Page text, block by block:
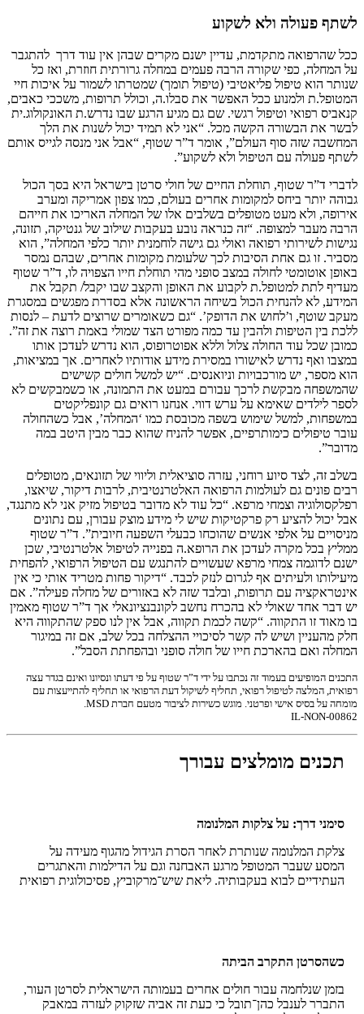
לשתף פעולה ולא לשקוע
ככל שהרפואה מתקדמת, עדיין ישנם מקרים שבהן אין עוד דרך להתגבר
על המחלה, כפי שקורה הרבה פעמים במחלה גרורתית חוזרת, ואז כל
שנותר הוא טיפול פליאטיבי (טיפול תומך) שמטרתו לשמור על איכות חיי
המטופל.ת ולמנוע ככל האפשר את סבלו.ה, וכולל תרופות, משככי כאבים,
קנאביס רפואי וטיפול רגשי. שם גם מגיע הרגע שבו נדרש.ת האונקולוג.ית
לבשר את הבשורה הקשה מכל. “אני לא תמיד יכול לשנות את הלך
המחשבה שזה סוף העולם”, אומר ד”ר שטוף, “אבל אני מנסה לגייס אותם
לשתף פעולה עם הטיפול ולא לשקוע”.
לדברי ד”ר שטוף, תוחלת החיים של חולי סרטן בישראל היא בסך הכול
גבוהה יותר ביחס למקומות אחרים בעולם, כמו צפון אמריקה ומערב
אירופה, ולא מעט מטופלים בשלבים אלו של המחלה האריכו את חייהם
הרבה מעבר למצופה. “זה כנראה נובע בעקבות שילוב של גנטיקה, תזונה,
נגישות לשירותי רפואה ואולי גם גישה לוחמנית יותר כלפי המחלה”, הוא
מסביר. זו גם אחת הסיבות לכך שלעומת מקומות אחרים, שבהם נמסר
באופן אוטומטי לחולה במצב סופני מהי תוחלת חייו הצפויה לו, ד”ר שטוף
מעדיף לתת למטופל.ת לקבוע את האופן והקצב שבו יקבל/ תקבל את
המידע, לא להנחית הכול בשיחה הראשונה אלא בסדרת מפגשים במסגרת
מעקב שוטף, ו’לחוש את הדופק’. “גם כשאומרים שרוצים לדעת – לנסות
ללכת בין הטיפות ולהבין עד כמה מפורט הצד שמולי באמת רוצה את זה”.
כמובן שכל עוד החולה צלול וללא אפוטרופוס, הוא נדרש לעדכן אותו
במצבו ואף נדרש לאישורו במסירת מידע אודותיו לאחרים. אך במציאות,
הוא מספר, יש מורכבויות וניואנסים. “יש למשל חולים קשישים
שהמשפחה מבקשת לרכך עבורם במעט את התמונה, או כשמבקשים לא
לספר לילדים שאימא על ערש דווי. אנחנו רואים גם קונפליקטים
במשפחות, למשל שימוש בשפה מכובסת כמו ‘המחלה’, אבל כשהחולה
עובר טיפולים כימותרפיים, אפשר להניח שהוא כבר מבין היטב במה
מדובר”.
בשלב זה, לצד סיוע רוחני, עזרה סוציאלית וליווי של תזונאים, מטופלים
רבים פונים גם לעולמות הרפואה האלטרנטיבית, לרבות דיקור, שיאצו,
רפלקסולוגיה וצמחי מרפא. “כל עוד לא מדובר בטיפול מזיק אני לא מתנגד,
אבל יכול להציע רק פרקטיקות שיש לי מידע מוצק עבורן, עם נתונים
מניסויים על אלפי אנשים שהוכחו כבעלי השפעה חיובית”. ד”ר שטוף
ממליץ בכל מקרה לעדכן את הרופא.ה בפנייה לטיפול אלטרנטיבי, שכן
ישנם לדוגמה צמחי מרפא שעשויים להתנגש עם הטיפול הרפואי, להפחית
מיעילותו ולעיתים אף לגרום לנזק לכבד. “דיקור פחות מטריד אותי כי אין
אינטראקציה עם תרופות, ובלבד שזה לא באזורים של מחלה פעילה”. אם
יש דבר אחד שאולי לא בהכרח נחשב לקונבנציונאלי אך ד”ר שטוף מאמין
בו מאוד זו התקווה. “קשה לכמת תקווה, אבל אין לנו ספק שהתקווה היא
חלק מהעניין ושיש לה קשר לסיכויי ההצלחה בכל שלב, אם זה במיגור
המחלה ואם בהארכת חייו של חולה סופני ובהפחתת הסבל”.
התכנים המופיעים בעמוד זה נכתבו על ידי ד”ר שטוף על פי דעתו ונסיונו ואינם בגדר עצה
רפואית, המלצה לטיפול רפואי, תחליף לשיקול דעת הרפואי או תחליף להתייעצות עם
מומחה על בסיס אישי ופרטני. מוגש כשירות לציבור מטעם חברת MSD.
IL-NON-00862
תכנים מומלצים עבורך
סימני דרך: על צלקות המלנומה
צלקת המלנומה שנותרת לאחר הסרת הגידול מהגוף מעידה על
המסע שעבר המטופל מרגע האבחנה וגם על הדילמות והאתגרים
העתידיים לבוא בעקבותיה. ליאת שיש־מרקוביץ, פסיכולוגית רפואית
כשהסרטן התקרב הביתה
בזמן שנלחמה עבור חולים אחרים בעמותה הישראלית לסרטן העור,
התברר לענבל כהן־תובל כי כעת זה אביה שזקוק לעזרה במאבק